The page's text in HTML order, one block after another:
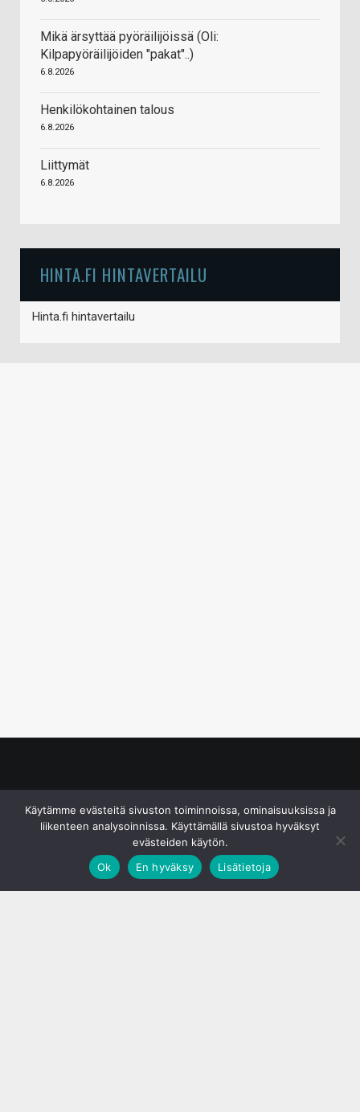
Mikä ärsyttää pyöräilijöissä (Oli:
Kilpapyöräilijöiden "pakat"..)
6.8.2026
Henkilökohtainen talous
6.8.2026
Liittymät
6.8.2026
HINTA.FI HINTAVERTAILU
Hinta.fi hintavertailu
Käytämme evästeitä sivuston toiminnoissa, ominaisuuksissa ja
liikenteen analysoinnissa. Käyttämällä sivustoa hyväksyt
evästeiden käytön.
Ok
En hyväksy Lisätietoja